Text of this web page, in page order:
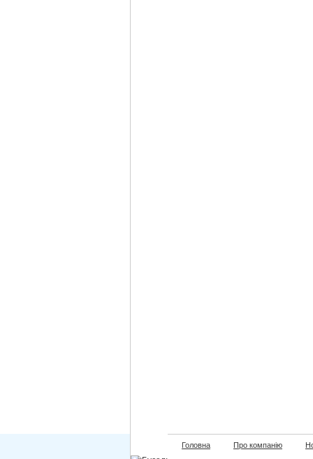
Головна Про компанію